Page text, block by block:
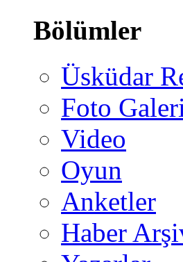
Bölümler
Üsküdar
Foto
Video
Oyun
Anketler
Haber